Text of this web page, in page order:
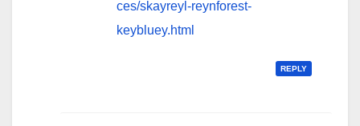
ces/skayreyl-reynforest-
keybluey.html
REPLY